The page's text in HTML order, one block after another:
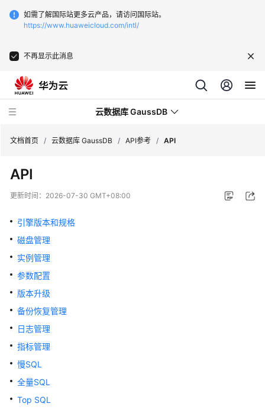
如需了解国际站更多云产品，请访问国际站。
https://www.huaweicloud.com/intl/
不再显示此消息
云数据库 GaussDB
最
新
态
服
务
公
告
产
品
介
绍
计
费
说
文档首页 / 云数据库 GaussDB / API参考 / API
API
更新时间： 2026-07-30 GMT+08:00
引擎版本和规格
磁盘管理
实例管理
参数配置
版本升级
备份恢复管理
日志管理
指标管理
慢SQL
全量SQL
Top SQL